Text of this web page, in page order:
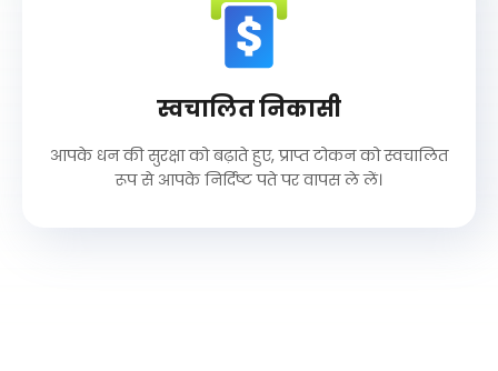
स्वचालित निकासी
आपके धन की सुरक्षा को बढ़ाते हुए, प्राप्त टोकन को स्वचालित
रूप से आपके निर्दिष्ट पते पर वापस ले लें।